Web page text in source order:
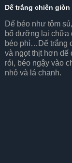
Dế trắng chiên giòn
Dế béo như tôm
bổ dưỡng lại chữa
béo phì…Dế trắng
và ngọt thịt hơn dế
rói, béo ngậy vào
nhỏ và lá chanh.